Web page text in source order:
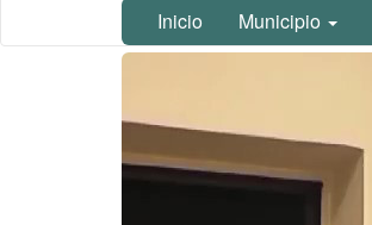
Inicio Municipio
Contenido
principal